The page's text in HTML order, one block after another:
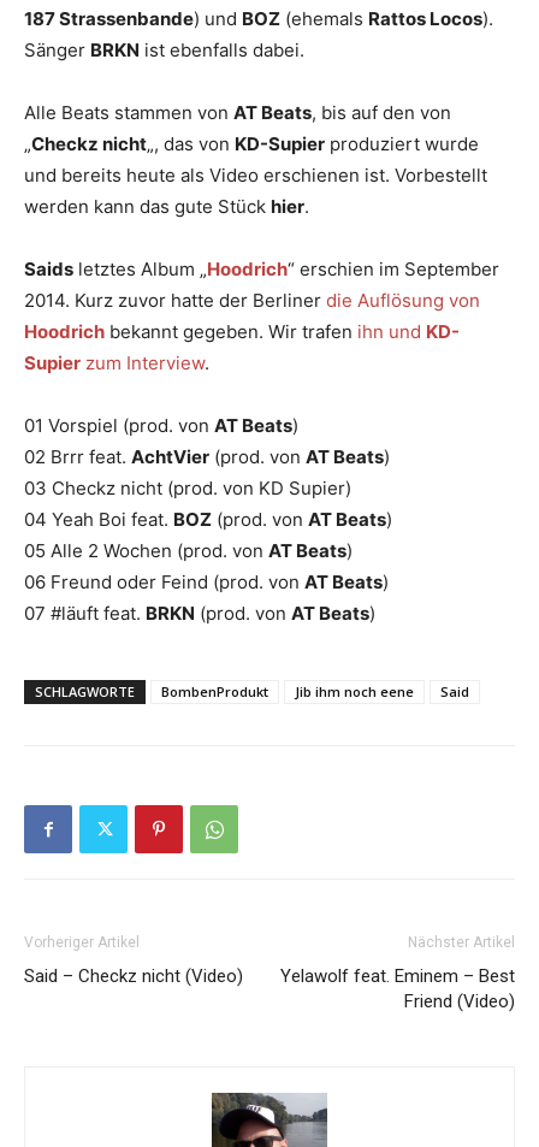
187 Strassenbande) und BOZ (ehemals Rattos Locos).
Sänger BRKN ist ebenfalls dabei.
Alle Beats stammen von AT Beats, bis auf den von
„Checkz nicht„, das von KD-Supier produziert wurde
und bereits heute als Video erschienen ist. Vorbestellt
werden kann das gute Stück hier.
Saids letztes Album „Hoodrich“ erschien im September
2014. Kurz zuvor hatte der Berliner die Auflösung von
Hoodrich bekannt gegeben. Wir trafen ihn und KD-
Supier zum Interview.
01 Vorspiel (prod. von AT Beats)
02 Brrr feat. AchtVier (prod. von AT Beats)
03 Checkz nicht (prod. von KD Supier)
04 Yeah Boi feat. BOZ (prod. von AT Beats)
05 Alle 2 Wochen (prod. von AT Beats)
06 Freund oder Feind (prod. von AT Beats)
07 #läuft feat. BRKN (prod. von AT Beats)
SCHLAGWORTE BombenProdukt Jib ihm noch eene Said
Vorheriger Artikel
Said – Checkz nicht (Video)
Nächster Artikel
Yelawolf feat. Eminem – Best
Friend (Video)